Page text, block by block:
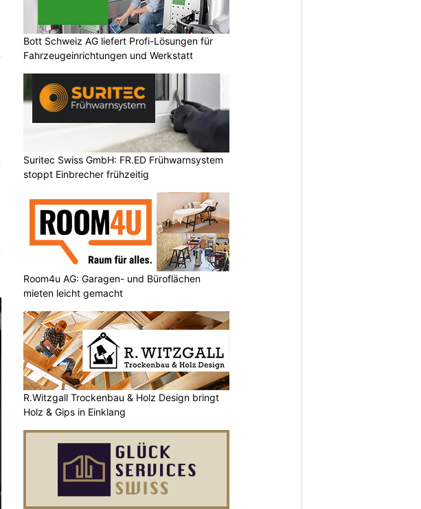
Bott Schweiz AG liefert Profi-Lösungen für
Fahrzeugeinrichtungen und Werkstatt
Suritec Swiss GmbH: FR.ED Frühwarnsystem
stoppt Einbrecher frühzeitig
Room4u AG: Garagen- und Büroflächen
mieten leicht gemacht
R.Witzgall Trockenbau & Holz Design bringt
Holz & Gips in Einklang